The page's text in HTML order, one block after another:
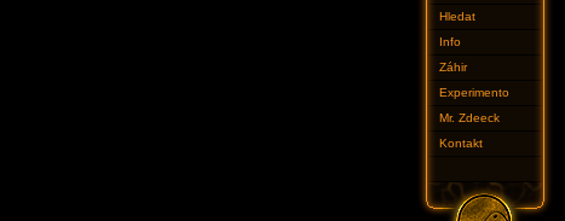
Hledat
Info
Záhir
Experimento
Mr. Zdeeck
Kontakt